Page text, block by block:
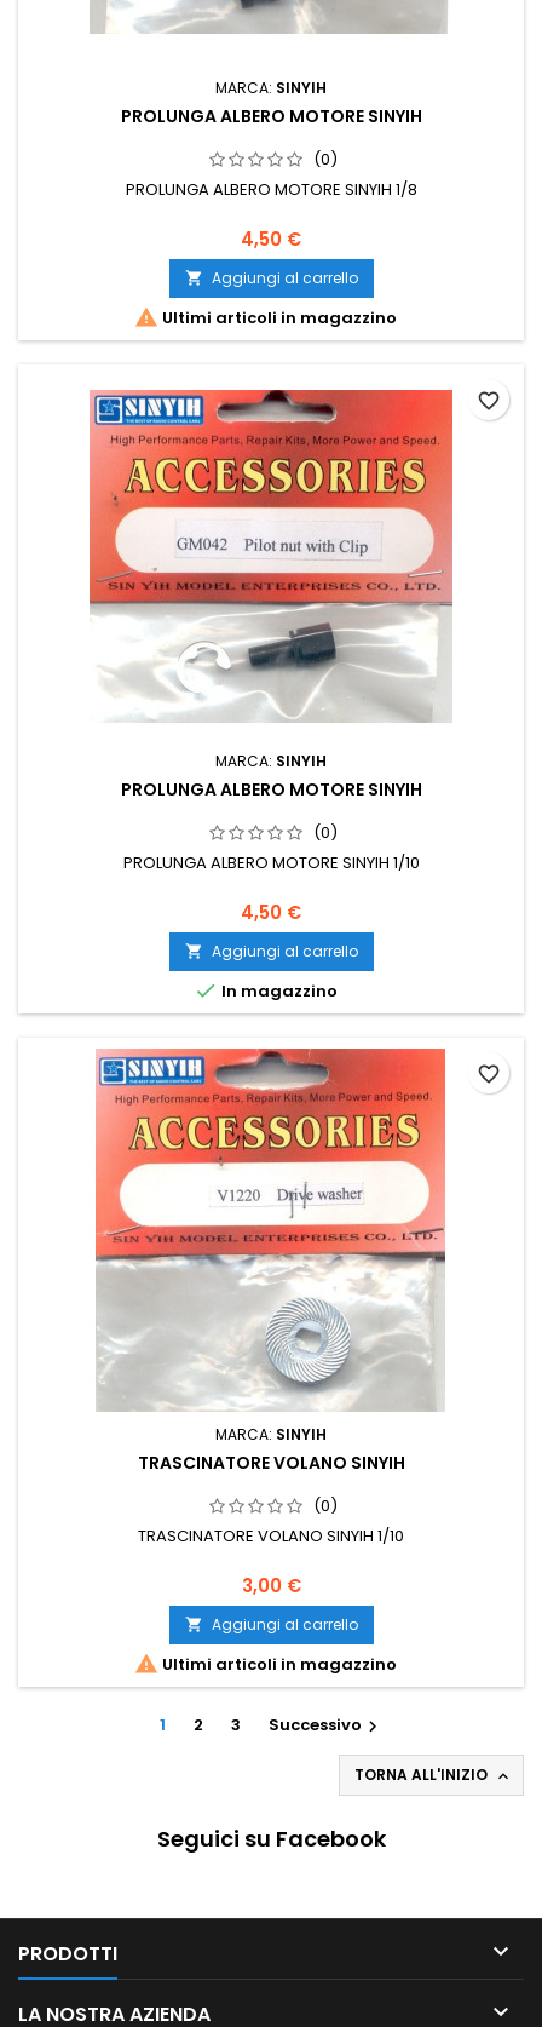
MARCA: SINYIH
PROLUNGA ALBERO MOTORE SINYIH
(0)
PROLUNGA ALBERO MOTORE SINYIH 1/8
4,50 €
 Aggiungi al carrello
 Ultimi articoli in magazzino
MARCA: SINYIH
PROLUNGA ALBERO MOTORE SINYIH
(0)
PROLUNGA ALBERO MOTORE SINYIH 1/10
4,50 €
 Aggiungi al carrello
 In magazzino
favorite_border
MARCA: SINYIH
TRASCINATORE VOLANO SINYIH
(0)
TRASCINATORE VOLANO SINYIH 1/10
3,00 €
 Aggiungi al carrello
 Ultimi articoli in magazzino
favorite_border
1 2 3 Successivo 
TORNA ALL'INIZIO 
Seguici su Facebook
PRODOTTI 
LA NOSTRA AZIENDA 